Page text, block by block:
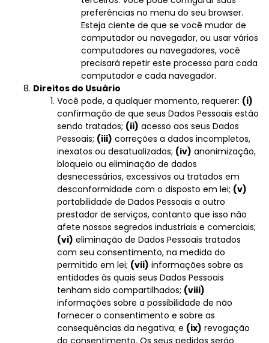
preferências no menu do seu browser.
Esteja ciente de que se você mudar de
computador ou navegador, ou usar vários
computadores ou navegadores, você
precisará repetir este processo para cada
computador e cada navegador.
Direitos do Usuário
Você pode, a qualquer momento, requerer: (i)
confirmação de que seus Dados Pessoais estão
sendo tratados; (ii) acesso aos seus Dados
Pessoais; (iii) correções a dados incompletos,
inexatos ou desatualizados; (iv) anonimização,
bloqueio ou eliminação de dados
desnecessários, excessivos ou tratados em
desconformidade com o disposto em lei; (v)
portabilidade de Dados Pessoais a outro
prestador de serviços, contanto que isso não
afete nossos segredos industriais e comerciais;
(vi) eliminação de Dados Pessoais tratados
com seu consentimento, na medida do
permitido em lei; (vii) informações sobre as
entidades às quais seus Dados Pessoais
tenham sido compartilhados; (viii)
informações sobre a possibilidade de não
fornecer o consentimento e sobre as
consequências da negativa; e (ix) revogação
do consentimento. Os seus pedidos serão